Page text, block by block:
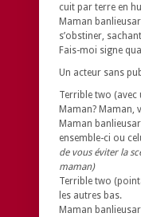
cuit par terre en
Maman
s’obstiner,
Fais-moi signe
Un acteur sans
Terrible two
Maman? Maman,
Maman
ensemble-ci ou
de vous éviter la
maman)
Terrible two
les autres bas.
Maman